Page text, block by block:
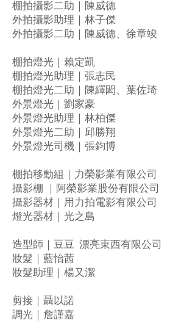
棚拍攝影二助｜陳威德
外拍攝影助理｜林子傑
外拍攝影二助｜陳威德、徐章竣
棚拍燈光｜賴定凱
棚拍燈光助理｜張志民
棚拍燈光二助｜陳繹閎、葉佐琦
外景燈光｜劉家豪
外景燈光助理｜林柏傑
外景燈光二助｜邱勝翔
外景燈光司機｜張鈞博
棚拍移動組｜力榮影業有限公司
攝影棚 ｜阿榮影業股份有限公司
攝影器材｜用力拍電影有限公司
燈光器材｜光之島
造型師｜豆豆 ​ 漂亮東西有限公司
妝髮｜藍怡茜
妝髮助理｜楊又潔
剪接｜聶以諾
調光｜詹謹嘉